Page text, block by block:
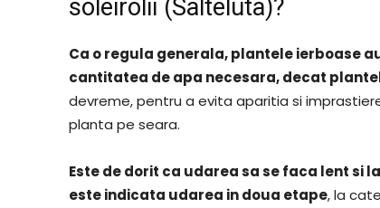
soleirolii (Salteluta)?
Ca o regula generala, plantele ierboase
cantitatea de apa necesara, decat
devreme, pentru a evita aparitia si
planta pe seara.
Este de dorit ca udarea sa se faca lent si
este indicata udarea in doua etape, la